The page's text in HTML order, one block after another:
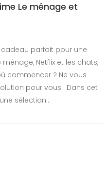
Le ménage et
parfait pour une
Netflix et les chats,
commencer ? Ne vous
pour vous ! Dans cet
sélection…